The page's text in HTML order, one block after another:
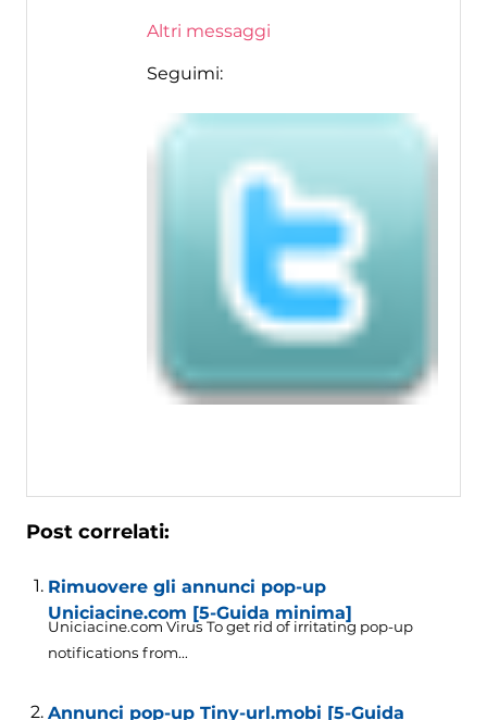
Altri messaggi
Seguimi:
Post correlati:
Rimuovere gli annunci pop-up
Uniciacine.com [5-Guida minima]
Uniciacine.com Virus To get rid of irritating pop-up
notifications from...
Annunci pop-up Tiny-url.mobi [5-Guida